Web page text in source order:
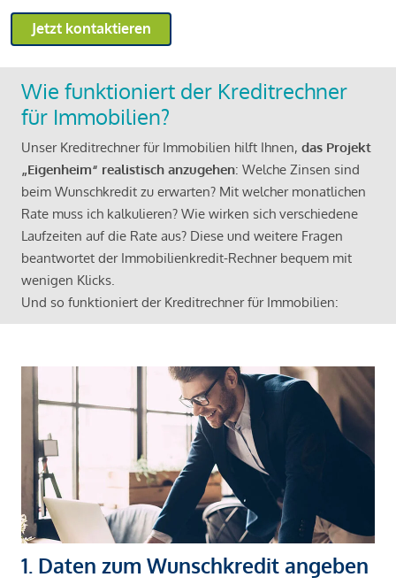
Jetzt kontaktieren
Wie funktioniert der Kreditrechner
für Immobilien?
Unser Kreditrechner für Immobilien hilft Ihnen, das Projekt
„Eigenheim“ realistisch anzugehen: Welche Zinsen sind
beim Wunschkredit zu erwarten? Mit welcher monatlichen
Rate muss ich kalkulieren? Wie wirken sich verschiedene
Laufzeiten auf die Rate aus? Diese und weitere Fragen
beantwortet der Immobilienkredit-Rechner bequem mit
wenigen Klicks.
Und so funktioniert der Kreditrechner für Immobilien:
1. Daten zum Wunschkredit angeben